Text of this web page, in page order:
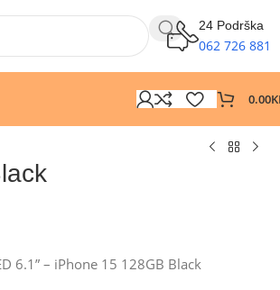
24 Podrška
062 726 881
0.00
6.1” – iPhone 15 128GB Black